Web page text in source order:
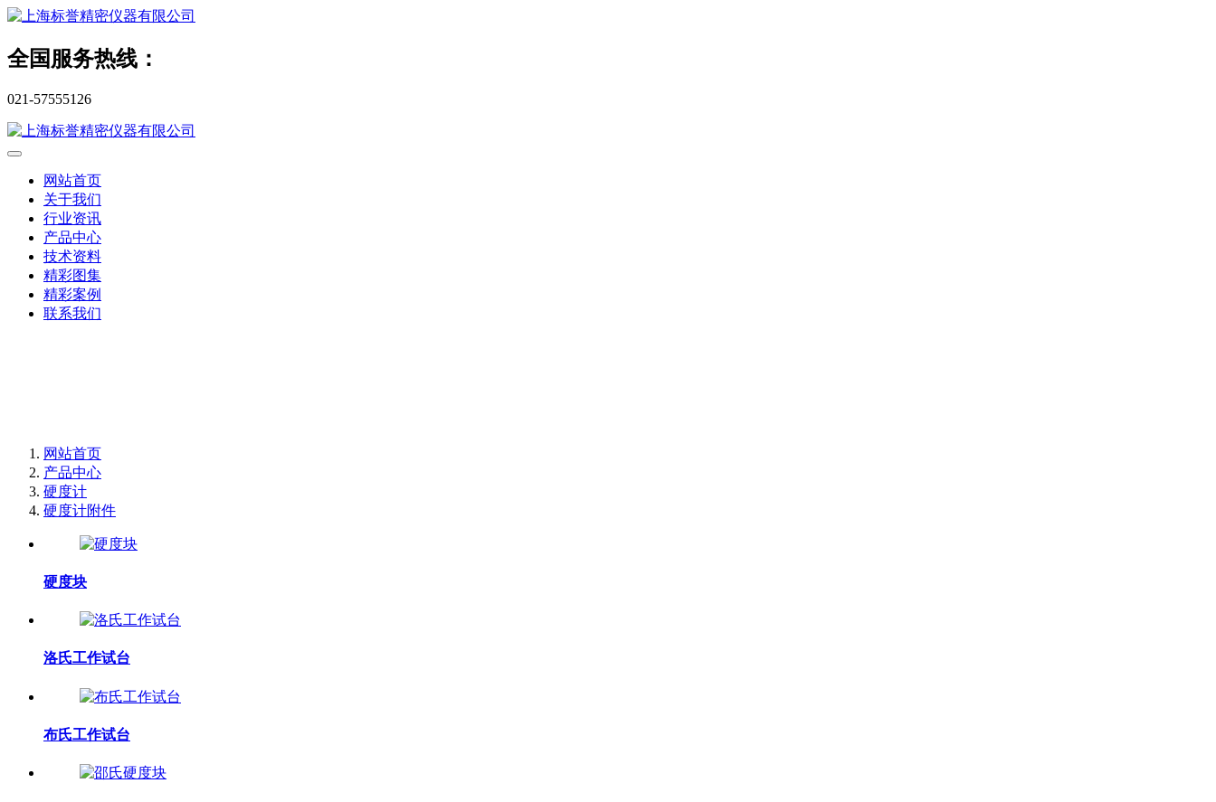
全国服务热线：
021-57555126
网站首页
关于我们
行业资讯
产品中心
技术资料
精彩图集
精彩案例
联系我们
网站首页
产品中心
硬度计
硬度计附件
硬度块
洛氏工作试台
布氏工作试台